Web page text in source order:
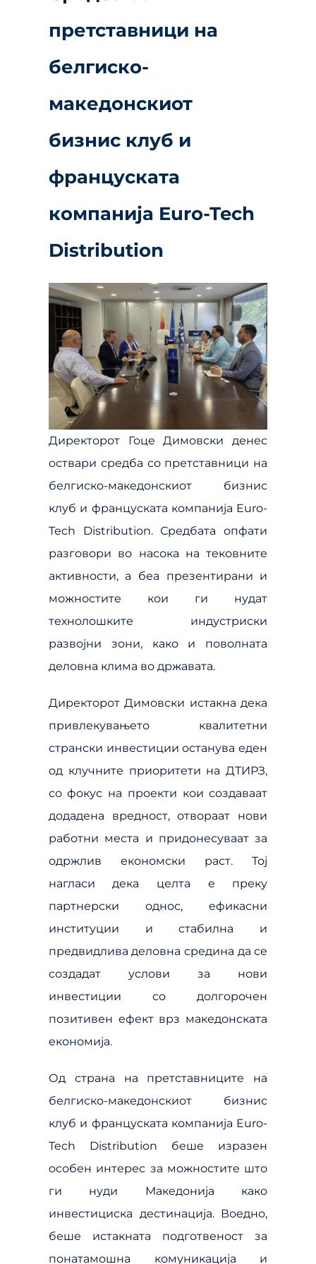
претставници на
белгиско-
македонскиот
бизнис клуб и
француската
компанија Euro-Tech
Distribution
Директорот Гоце Димовски денес
оствари средба со претставници на
белгиско-македонскиот бизнис
клуб и француската компанија Euro-
Tech Distribution. Средбата опфати
разговори во насока на тековните
активности, а беа презентирани и
можностите кои ги нудат
технолошките индустриски
развојни зони, како и поволната
деловна клима во државата.
Директорот Димовски истакна дека
привлекувањето квалитетни
странски инвестиции останува еден
од клучните приоритети на ДТИРЗ,
со фокус на проекти кои создаваат
додадена вредност, отвораат нови
работни места и придонесуваат за
одржлив економски раст. Тој
нагласи дека целта е преку
партнерски однос, ефикасни
институции и стабилна и
предвидлива деловна средина да се
создадат услови за нови
инвестиции со долгорочен
позитивен ефект врз македонската
економија.
Од страна на претставниците на
белгиско-македонскиот бизнис
клуб и француската компанија Euro-
Tech Distribution беше изразен
особен интерес за можностите што
ги нуди Македонија како
инвестициска дестинација. Воедно,
беше истакната подготвеност за
понатамошна комуникација и